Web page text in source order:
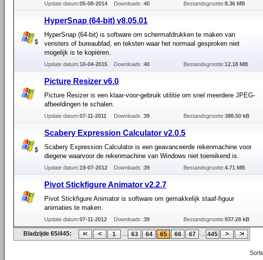
Update datum:05-08-2014 Downloads :40 Bestandsgrootte:8.36 MB
HyperSnap (64-bit) v8.05.01
HyperSnap (64-bit) is software om schermafdrukken te maken van
vensters of bureaublad, en teksten waar het normaal gesproken niet
mogelijk is te kopiëren.
Update datum:10-04-2015 Downloads :40 Bestandsgrootte:12.18 MB
Picture Resizer v6.0
Picture Resizer is een klaar-voor-gebruik utilitie om snel meerdere JPEG-
afbeeldingen te schalen.
Update datum:07-11-2011 Downloads :39 Bestandsgrootte:388.50 kB
Scabery Expression Calculator v2.0.5
Scabery Expression Calculator is een geavanceerde rekenmachine voor
diegene waarvoor de rekenmachine van Windows niet toereikend is.
Update datum:19-07-2012 Downloads :39 Bestandsgrootte:4.71 MB
Pivot Stickfigure Animator v2.2.7
Pivot Stickfigure Animator is software om gemakkelijk staaf-figuur
animaties te maken.
Update datum:07-11-2012 Downloads :39 Bestandsgrootte:937.28 kB
Bladzijde 65/445: 1 ... 63 64 65 66 67 ... 445